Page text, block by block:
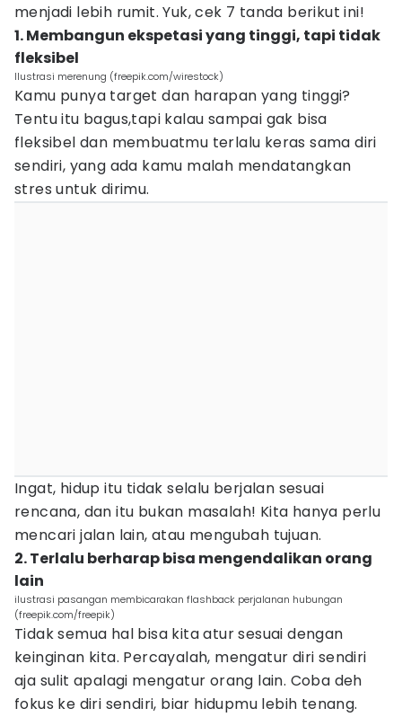
menjadi lebih rumit. Yuk, cek 7 tanda berikut ini!
1. Membangun ekspetasi yang tinggi, tapi tidak
fleksibel
Ilustrasi merenung (freepik.com/wirestock)
Kamu punya target dan harapan yang tinggi?
Tentu itu bagus,tapi kalau sampai gak bisa
fleksibel dan membuatmu terlalu keras sama diri
sendiri, yang ada kamu malah mendatangkan
stres untuk dirimu.
Ingat, hidup itu tidak selalu berjalan sesuai
rencana, dan itu bukan masalah! Kita hanya perlu
mencari jalan lain, atau mengubah tujuan.
2. Terlalu berharap bisa mengendalikan orang
lain
ilustrasi pasangan membicarakan flashback perjalanan hubungan
(freepik.com/freepik)
Tidak semua hal bisa kita atur sesuai dengan
keinginan kita. Percayalah, mengatur diri sendiri
aja sulit apalagi mengatur orang lain. Coba deh
fokus ke diri sendiri, biar hidupmu lebih tenang.